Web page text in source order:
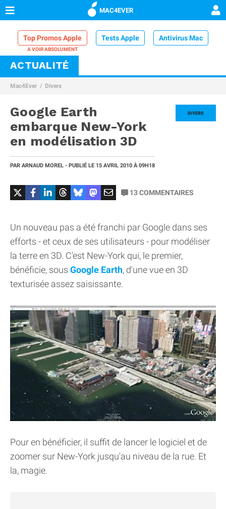
MAC4EVER
Top Promos Apple Tests Apple Antivirus Mac
VPN Mac
Comparatif iPhone
ACTUALITÉ
Mac4Ever Divers
DIVERS
Google Earth
embarque New-York
en modélisation 3D
PAR ARNAUD MOREL - PUBLIÉ LE 15 AVRIL 2010 À 09H18
13COMMENTAIRES
Un nouveau pas a été franchi par Google dans ses
efforts - et ceux de ses utilisateurs - pour modéliser
la terre en 3D. C'est New-York qui, le premier,
bénéficie, sous Google Earth, d'une vue en 3D
texturisée assez saisissante.
Pour en bénéficier, il suffit de lancer le logiciel et de
zoomer sur New-York jusqu'au niveau de la rue. Et
la, magie.